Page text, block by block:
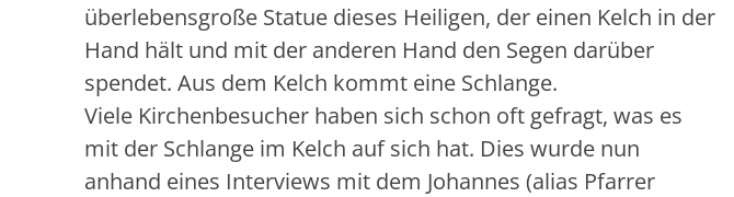
überlebensgroße Statue dieses Heiligen, der einen Kelch in der
Hand hält und mit der anderen Hand den Segen darüber
spendet. Aus dem Kelch kommt eine Schlange.
Viele Kirchenbesucher haben sich schon oft gefragt, was es
mit der Schlange im Kelch auf sich hat. Dies wurde nun
anhand eines Interviews mit dem Johannes (alias Pfarrer